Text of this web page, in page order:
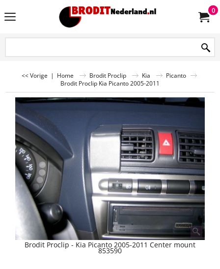
0
<< Vorige | Home Brodit Proclip Kia
Picanto
Brodit Proclip Kia Picanto 2005-2011
Brodit Proclip - Kia Picanto 2005-2011 Center mount
853590